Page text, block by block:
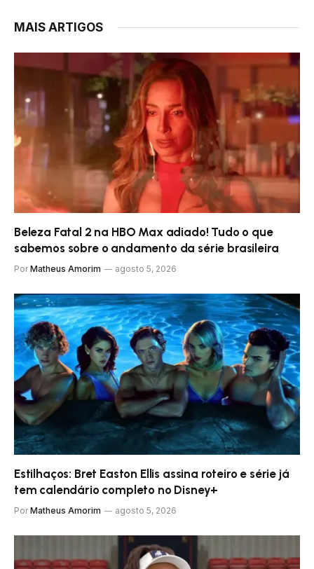
MAIS ARTIGOS
Beleza Fatal 2 na HBO Max adiado! Tudo o que
sabemos sobre o andamento da série brasileira
Por Matheus Amorim agosto 5, 2026
Estilhaços: Bret Easton Ellis assina roteiro e série já
tem calendário completo no Disney+
Por Matheus Amorim agosto 5, 2026